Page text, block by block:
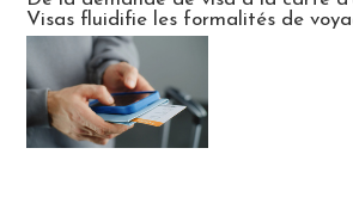
Visas fluidifie les formalités de